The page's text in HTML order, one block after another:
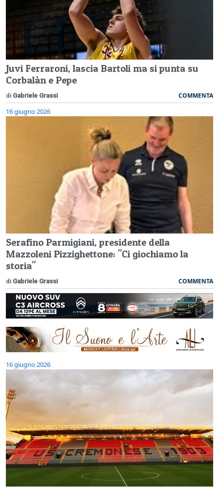
Juvi Ferraroni, lascia Bartoli ma si punta su
Corbalàn e Pepe
di Gabriele Grassi COMMENTA
16 giugno 2026
Serafino Parmigiani, presidente della
Mazzoleni Pizzighettone: "Ci giochiamo la
storia"
di Gabriele Grassi COMMENTA
16 giugno 2026